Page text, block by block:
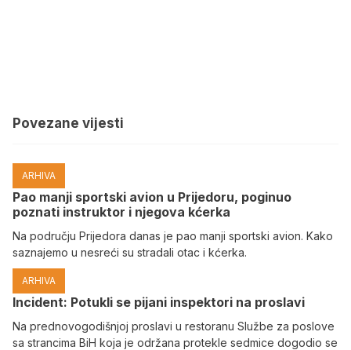
Povezane vijesti
ARHIVA
Pao manji sportski avion u Prijedoru, poginuo
poznati instruktor i njegova kćerka
Na području Prijedora danas je pao manji sportski avion. Kako
saznajemo u nesreći su stradali otac i kćerka.
ARHIVA
Incident: Potukli se pijani inspektori na proslavi
Na prednovogodišnjoj proslavi u restoranu Službe za poslove
sa strancima BiH koja je održana protekle sedmice dogodio se